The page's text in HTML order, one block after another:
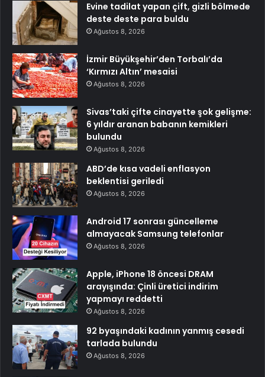
Evine tadilat yapan çift, gizli bölmede
deste deste para buldu
Ağustos 8, 2026
İzmir Büyükşehir’den Torbalı’da
‘Kırmızı Altın’ mesaisi
Ağustos 8, 2026
Sivas’taki çifte cinayette şok gelişme:
6 yıldır aranan babanın kemikleri
bulundu
Ağustos 8, 2026
ABD’de kısa vadeli enflasyon
beklentisi geriledi
Ağustos 8, 2026
Android 17 sonrası güncelleme
almayacak Samsung telefonlar
Ağustos 8, 2026
Apple, iPhone 18 öncesi DRAM
arayışında: Çinli üretici indirim
yapmayı reddetti
Ağustos 8, 2026
92 byaşındaki kadının yanmış cesedi
tarlada bulundu
Ağustos 8, 2026